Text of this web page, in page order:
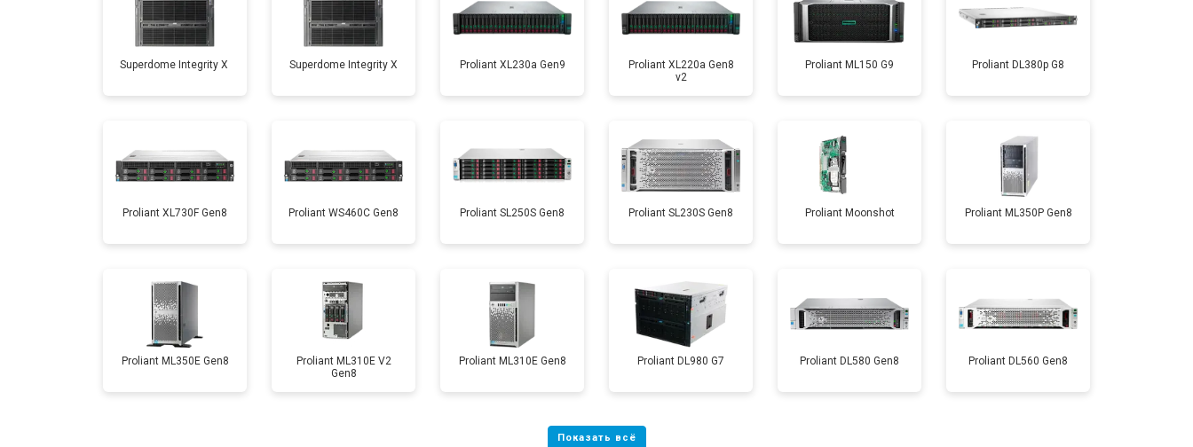
Superdome Integrity Х Superdome Integrity Х Proliant XL230a Gen9
Proliant XL220a Gen8
v2
Proliant ML150 G9 Proliant DL380p G8
Proliant XL730F Gen8 Proliant WS460C Gen8 Proliant SL250S Gen8 Proliant SL230S Gen8 Proliant Moonshot Proliant ML350P Gen8
Proliant ML350E Gen8
Proliant ML310E V2
Gen8
Proliant ML310E Gen8 Proliant DL980 G7 Proliant DL580 Gen8 Proliant DL560 Gen8